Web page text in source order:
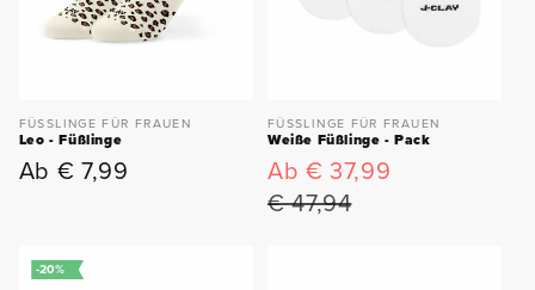
FÜSSLINGE FÜR FRAUEN
Leo - Füßlinge
Normaler
Ab € 7,99
FÜSSLINGE FÜR FRAUEN
Weiße Füßlinge - Pack
Verkaufspreis
Ab € 37,99
€ 47,94
-20%